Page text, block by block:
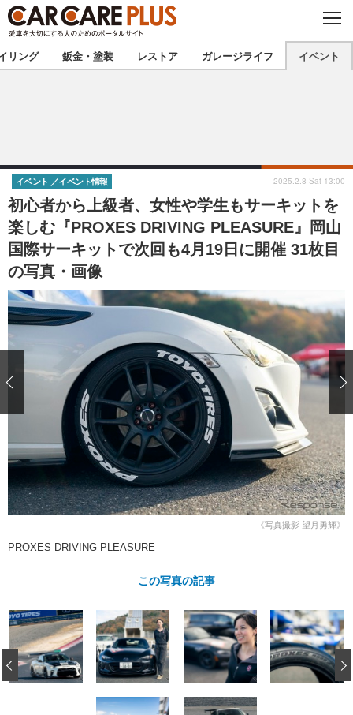
C
O
S
E
★カーケアプラス認定★ 厳選プロショップを地域から探す
甲信越 北陸
東海 関西
中国 四国
九州 沖縄
注目の記事
ショップレポート 愛車 File
自動車豆知識 ストップ！不具合修理＆粗悪修理
鈑金・塗装
ディテイリング
ディテイリング 洗車
ヘッドライト磨き コーティング
フィルム・ラッピング
鈑金・塗装
小キズ直し 防錆
ストップ 不具合修理＆粗悪修理
カーメーカー「旧車」関連プロジェ
クト
コラム
ショップ紹介
ショップレポート プロショップ検索
レストア
コラム
リング 鈑金・塗装 レストア ガレージライフ イベント
初心者から上級者、女性や学生もサーキットを
楽しむ『PROXES DRIVING PLEASURE』岡山
国際サーキットで次回も4月19日に開催 31枚目
の写真・画像
イベント イベント情報 2025.2.8 Sat 13:00
《写真撮影 望月勇輝》
PROXES DRIVING PLEASURE
この写真の記事
‹